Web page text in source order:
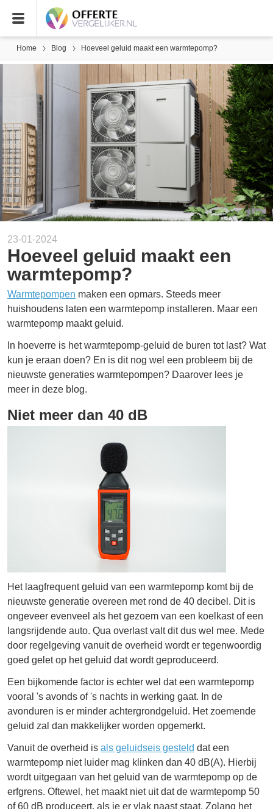
Home Blog Hoeveel geluid maakt een warmtepomp?
23-01-2024
Hoeveel geluid maakt een
warmtepomp?
Warmtepompen maken een opmars. Steeds meer
huishoudens laten een warmtepomp installeren. Maar een
warmtepomp maakt geluid.
In hoeverre is het warmtepomp-geluid de buren tot last? Wat
kun je eraan doen? En is dit nog wel een probleem bij de
nieuwste generaties warmtepompen? Daarover lees je
meer in deze blog.
Niet meer dan 40 dB
Het laagfrequent geluid van een warmtepomp komt bij de
nieuwste generatie overeen met rond de 40 decibel. Dit is
ongeveer evenveel als het gezoem van een koelkast of een
langsrijdende auto. Qua overlast valt dit dus wel mee. Mede
door regelgeving vanuit de overheid wordt er tegenwoordig
goed gelet op het geluid dat wordt geproduceerd.
Een bijkomende factor is echter wel dat een warmtepomp
vooral 's avonds of 's nachts in werking gaat. In de
avonduren is er minder achtergrondgeluid. Het zoemende
geluid zal dan makkelijker worden opgemerkt.
Vanuit de overheid is als geluidseis gesteld dat een
warmtepomp niet luider mag klinken dan 40 dB(A). Hierbij
wordt uitgegaan van het geluid van de warmtepomp op de
erfgrens. Oftewel, het maakt niet uit dat de warmtepomp 50
of 60 dB produceert, als je er vlak naast staat. Zolang het